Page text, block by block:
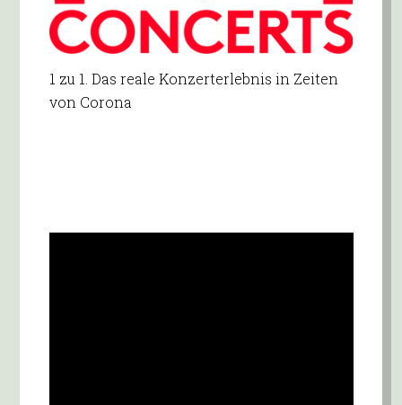
1 zu 1. Das reale Konzerterlebnis in Zeiten
von Corona